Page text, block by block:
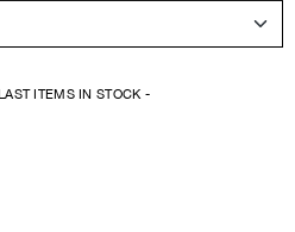
ITEMS IN STOCK -